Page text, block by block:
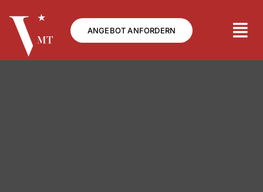
Inhalt
springen
ANGEBOT ANFORDERN